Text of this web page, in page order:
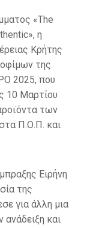
«The
η
Κρήτης
της
2025, που
10 Μαρτίου
των
Π.Ο.Π. και
Ειρήνη
της
για άλλη μια
ανάδειξη και